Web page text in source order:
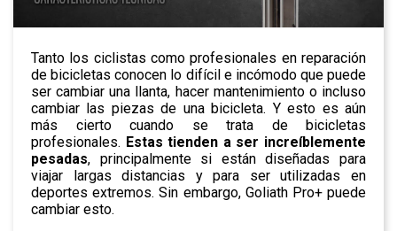
Tanto los ciclistas como profesionales en reparación
de bicicletas conocen lo difícil e incómodo que puede
ser cambiar una llanta, hacer mantenimiento o incluso
cambiar las piezas de una bicicleta. Y esto es aún
más cierto cuando se trata de bicicletas
profesionales. Estas tienden a ser increíblemente
pesadas, principalmente si están diseñadas para
viajar largas distancias y para ser utilizadas en
deportes extremos. Sin embargo, Goliath Pro+ puede
cambiar esto.